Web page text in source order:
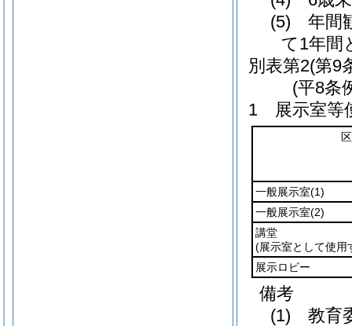
(5) 年間
て1年間
別表第2(第9
(平8条
1 展示室等
一般展示室(1)
一般展示室(2)
講堂
(展示室として使用
展示ロビー
備考
(1) 教育